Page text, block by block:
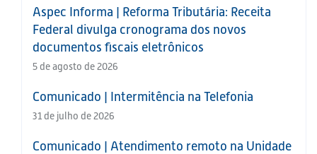
Aspec Informa | Reforma Tributária: Receita
Federal divulga cronograma dos novos
documentos fiscais eletrônicos
5 de agosto de 2026
Comunicado | Intermitência na Telefonia
31 de julho de 2026
Comunicado | Atendimento remoto na Unidade